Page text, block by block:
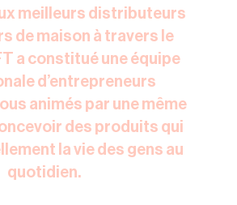
meilleurs distributeurs
de maison à travers le
a constitué une équipe
d’entrepreneurs
animés par une même
des produits qui
la vie des gens au
quotidien.